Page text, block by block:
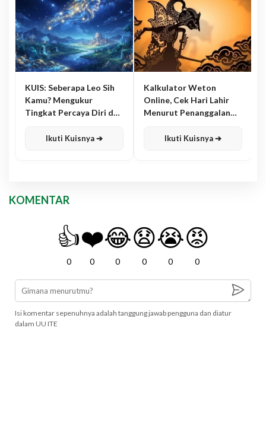
KUIS: Seberapa Leo Sih
Kamu? Mengukur
Tingkat Percaya Diri dan
Ikuti Kuisnya ➔
Kalkulator Weton
Online, Cek Hari Lahir
Menurut Penanggalan
Ikuti Kuisnya ➔
KOMENTAR
👍
0
❤️
0
😂
0
😧
0
😭
0
😡
0
Isi komentar sepenuhnya adalah tanggung jawab pengguna dan diatur
dalam UU ITE